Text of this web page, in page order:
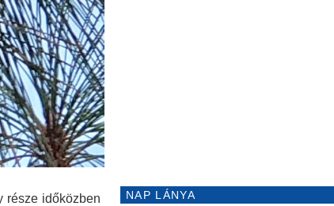
része időközben
NAP LÁNYA